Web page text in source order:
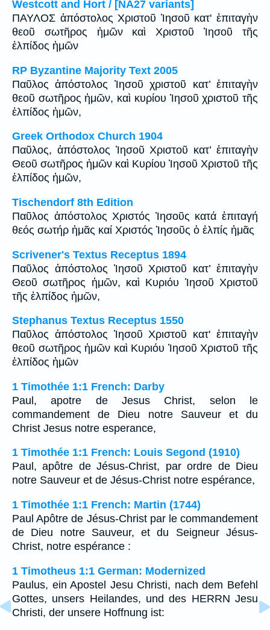
Westcott and Hort / [NA27 variants]
ΠΑΥΛΟΣ ἀπόστολος Χριστοῦ Ἰησοῦ κατ' ἐπιταγὴν
θεοῦ σωτῆρος ἡμῶν καὶ Χριστοῦ Ἰησοῦ τῆς
ἐλπίδος ἡμῶν
RP Byzantine Majority Text 2005
Παῦλος ἀπόστολος Ἰησοῦ χριστοῦ κατ’ ἐπιταγὴν
θεοῦ σωτῆρος ἡμῶν, καὶ κυρίου Ἰησοῦ χριστοῦ τῆς
ἐλπίδος ἡμῶν,
Greek Orthodox Church 1904
Παῦλος, ἀπόστολος Ἰησοῦ Χριστοῦ κατ’ ἐπιταγὴν
Θεοῦ σωτῆρος ἡμῶν καὶ Κυρίου Ἰησοῦ Χριστοῦ τῆς
ἐλπίδος ἡμῶν,
Tischendorf 8th Edition
Παῦλος ἀπόστολος Χριστός Ἰησοῦς κατά ἐπιταγή
θεός σωτήρ ἡμᾶς καί Χριστός Ἰησοῦς ὁ ἐλπίς ἡμᾶς
Scrivener's Textus Receptus 1894
Παῦλος ἀπόστολος Ἰησοῦ Χριστοῦ κατ’ ἐπιταγὴν
Θεοῦ σωτῆρος ἡμῶν, καὶ Κυριόυ Ἰησοῦ Χριστοῦ
τῆς ἐλπίδος ἡμῶν,
Stephanus Textus Receptus 1550
Παῦλος ἀπόστολος Ἰησοῦ Χριστοῦ κατ' ἐπιταγὴν
θεοῦ σωτῆρος ἡμῶν καὶ Κυριόυ Ἰησοῦ Χριστοῦ τῆς
ἐλπίδος ἡμῶν
1 Timothée 1:1 French: Darby
Paul, apotre de Jesus Christ, selon le
commandement de Dieu notre Sauveur et du
Christ Jesus notre esperance,
1 Timothée 1:1 French: Louis Segond (1910)
Paul, apôtre de Jésus-Christ, par ordre de Dieu
notre Sauveur et de Jésus-Christ notre espérance,
1 Timothée 1:1 French: Martin (1744)
Paul Apôtre de Jésus-Christ par le commandement
de Dieu notre Sauveur, et du Seigneur Jésus-
Christ, notre espérance :
1 Timotheus 1:1 German: Modernized
Paulus, ein Apostel Jesu Christi, nach dem Befehl
Gottes, unsers Heilandes, und des HERRN Jesu
Christi, der unsere Hoffnung ist: